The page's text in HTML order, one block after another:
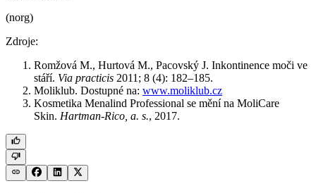
(norg)
Zdroje:
Romžová M., Hurtová M., Pacovský J. Inkontinence moči ve
stáří. Via practicis 2011; 8 (4): 182–185.
Moliklub. Dostupné na: www.moliklub.cz
Kosmetika Menalind Professional se mění na MoliCare
Skin. Hartman-Rico, a. s., 2017.